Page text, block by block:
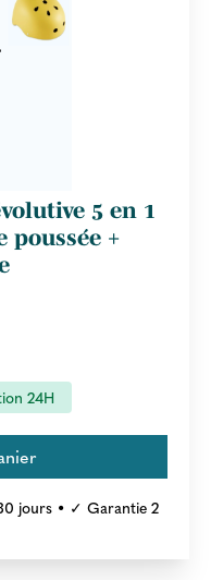
5 en 1
poussée +
24H
jours • ✓ Garantie 2